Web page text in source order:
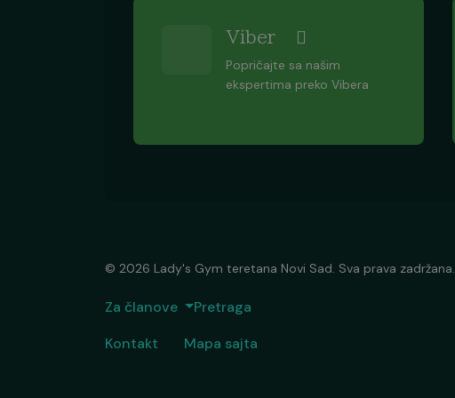
Viber
Popričajte sa našim
ekspertima preko Vibera
© 2026 Lady's Gym teretana Novi Sad. Sva prava zadržana.
Za članove
Pretraga
Kontakt
Mapa sajta